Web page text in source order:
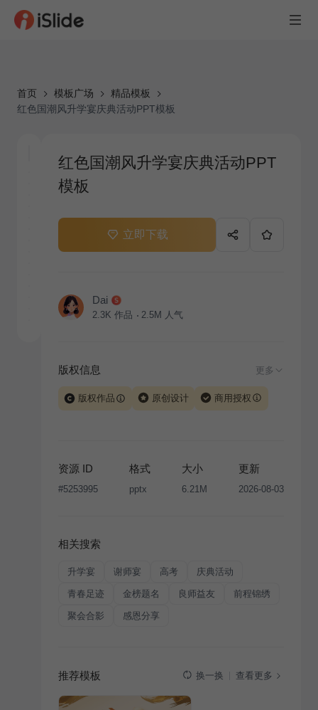
首页 模板广场
精品模板
红色国潮风升学宴庆典活动PPT模板
红色国潮风升学宴庆典活动PPT
模板
立即下载
Dai
2.3K 作品 2.5M 人气
版权信息 更多
版权作品 原创设计 商用授权
版权声明
条款，禁止任何形式的转让、出售或出租，未
经投权许可任何人不得擅自转载和分发，否则将接照我
资源 ID
#5253995
格式
pptx
大小
6.21M
更新
2026-08-03
相关搜索
升学宴 谢师宴 高考 庆典活动
青春足迹 金榜题名 良师益友 前程锦绣
聚会合影 感恩分享
推荐模板 换一换 查看更多